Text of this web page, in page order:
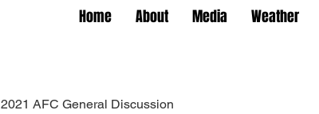
Home About Media Weather
2021 AFC General Discussion